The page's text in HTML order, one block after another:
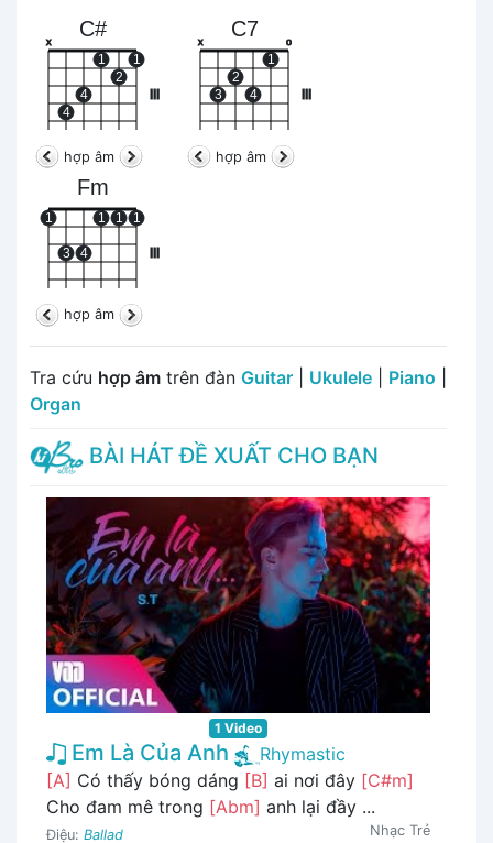
C#
x
4
4
1
2
1
hợp âm
C7
x
3
2
4
1
o
hợp âm
Fm
III
1
3 4
1 1 1
hợp âm
Tra cứu hợp âm trên đàn Guitar Ukulele Piano
Organ
BÀI HÁT ĐỀ XUẤT CHO BẠN
1 Video
Em Là Của Anh
Rhymastic
[A] Có thấy bóng dáng [B] ai nơi đây [C#m]
Cho đam mê trong [Abm] anh lại đầy ...
Điệu: Ballad Nhạc Trẻ